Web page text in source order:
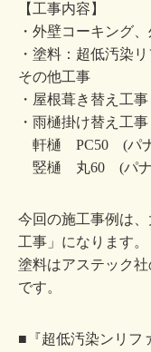
【工事内容】
・外壁コーキング
・塗料：超低汚染
その他工事
・屋根葺き替え工事
・雨樋掛け替え工
軒樋 PC50 (パ
竪樋 丸60 (パナ
今回の施工事例は
工事」になります。
塗料はアステック社
です。
■『超低汚染ンリフ